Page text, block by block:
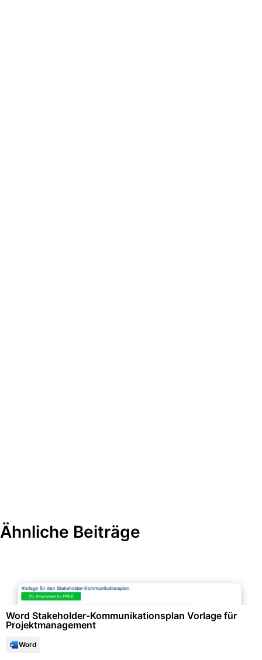
Ähnliche Beiträge
Word Stakeholder-Kommunikationsplan Vorlage für
Projektmanagement
Word